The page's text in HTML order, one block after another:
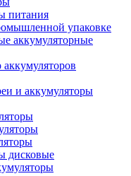
питания
упаковке
аккумуляторные
и аккумуляторы
дисковые